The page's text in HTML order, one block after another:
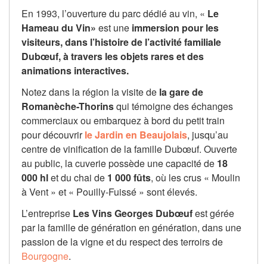
En 1993, l’ouverture du parc dédié au vin, « Le
Hameau du Vin» est une immersion pour les
visiteurs, dans l’histoire de l’activité familiale
Dubœuf, à travers les objets rares et des
animations interactives.
Notez dans la région la visite de la gare de
Romanèche-Thorinsqui témoigne des échanges
commerciaux ou embarquez à bord du petit train
pour découvrirle Jardin en Beaujolais, jusqu’au
centre de vinification de la famille Dubœuf. Ouverte
au public, la cuverie possède une capacité de 18
000 hlet du chai de 1 000 fûts, où les crus « Moulin
à Vent » et « Pouilly-Fuissé » sont élevés.
L’entreprise Les Vins Georges Dubœufest gérée
par la famille de génération en génération, dans une
passion de la vigne et du respect des terroirs de
Bourgogne.